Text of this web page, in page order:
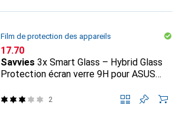
Film de protection des appareils
CHF
17.70
Savvies 3x Smart Glass – Hybrid Glass
Protection écran verre 9H pour ASUS
2